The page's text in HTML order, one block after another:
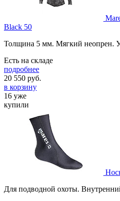
Black 50
Толщина 5 мм. Мягкий неопрен.
Есть на складе
подробнее
20 550 руб.
в корзину
16 уже
купили
Для подводной охоты.